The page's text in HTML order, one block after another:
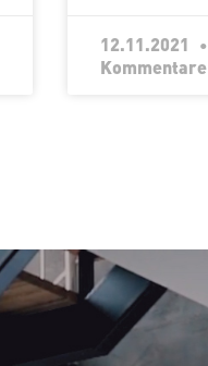
12.11.2021
Kommentare